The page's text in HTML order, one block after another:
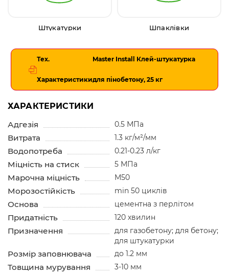
Штукатурки Шпаклівки
Тех.
Характеристики
Master Install Клей-штукатурка
для пінобетону, 25 кг
ХАРАКТЕРИСТИКИ
Адгезія
0.5 МПа
Витрата 1.3 кг/м²/мм
Водопотреба 0.21-0.23 л/кг
Міцність на стиск 5 МПа
Марочна міцність М50
Морозостійкість min 50 циклів
Основа цементна з перлітом
Придатність 120 хвилин
Призначення
для газобетону; для бетону;
для штукатурки
Розмір заповнювача до 1.2 мм
Товщина мурування 3-10 мм